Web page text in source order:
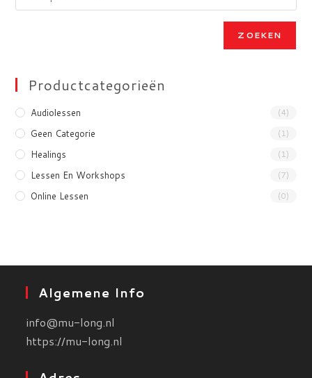
ZOEKEN
Productcategorieën
Audiolessen (4)
Geen Categorie (1)
Healings (1)
Lessen En Workshops (7)
Online Lessen (0)
Algemene Info
info@mu-long.nl
https://mu-long.nl